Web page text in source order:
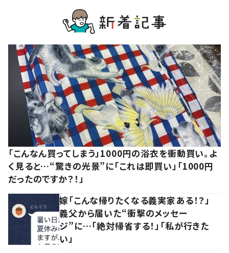
「こんなん買ってしまう」1000円の浴衣を衝動買い。よ
く見ると…“驚きの光景”に「これは即買い」「1000円
だったのですか？！」
嫁「こんな帰りたくなる義実家ある！？」
義父から届いた“衝撃のメッセー
ジ”に…「絶対帰省する！」「私が行きた
い」